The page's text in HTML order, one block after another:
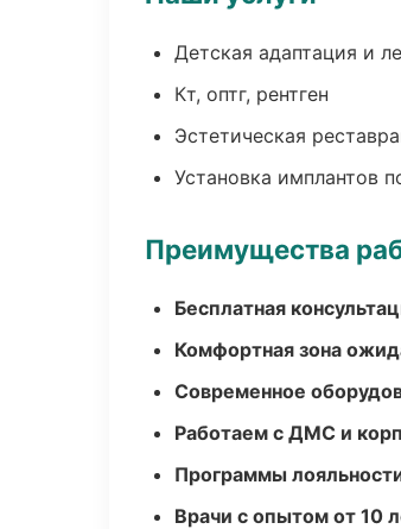
Детская адаптация и
Кт, оптг, рентген
Эстетическая
Установка имплантов
Преимущества
Бесплатная
Комфортная зона
Современное
Работаем с ДМС и
Программы
Врачи с опытом от 10